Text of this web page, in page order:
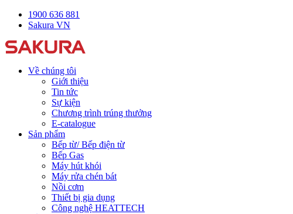
1900 636 881
Sakura VN
Về chúng tôi
Giới thiệu
Tin tức
Sự kiện
Chương trình trúng thưởng
E-catalogue
Sản phẩm
Bếp từ/ Bếp điện từ
Bếp Gas
Máy hút khói
Máy rửa chén bát
Nồi cơm
Thiết bị gia dụng
Công nghệ HEATTECH